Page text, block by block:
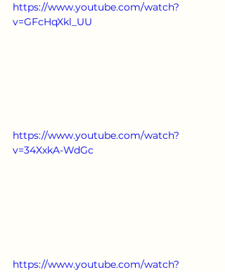
https://www.youtube.com/watch?
v=GFcHqXkl_UU
https://www.youtube.com/watch?
v=34XxkA-WdGc
https://www.youtube.com/watch?